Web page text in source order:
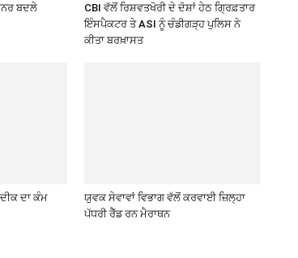
ਬਦਲੇ
CBI ਵੱਲੋਂ ਰਿਸ਼ਵਤਖੋਰੀ ਦੇ ਦੋਸ਼ਾਂ ਹੇਠ ਗ੍ਰਿਫ਼ਤਾਰ
ਇੰਸਪੈਕਟਰ ਤੇ ASI ਨੂੰ ਚੰਡੀਗੜ੍ਹ ਪੁਲਿਸ ਨੇ
ਕੀਤਾ ਬਰਖ਼ਾਸਤ
ਦਾ ਕੰਮ
ਯੁਵਕ ਸੇਵਾਵਾਂ ਵਿਭਾਗ ਵੱਲੋਂ ਕਰਵਾਈ ਜ਼ਿਲ੍ਹਾ
ਪੱਧਰੀ ਰੈੱਡ ਰਨ ਮੈਰਾਥਨ